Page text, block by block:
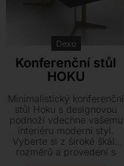
Dexo
Konferenční stůl
HOKU
Minimalistický konferenční
stůl Hoku s designovou
podnoží vdechne vašemu
interiéru moderní styl.
Vyberte si z široké škály
rozměrů a provedení s